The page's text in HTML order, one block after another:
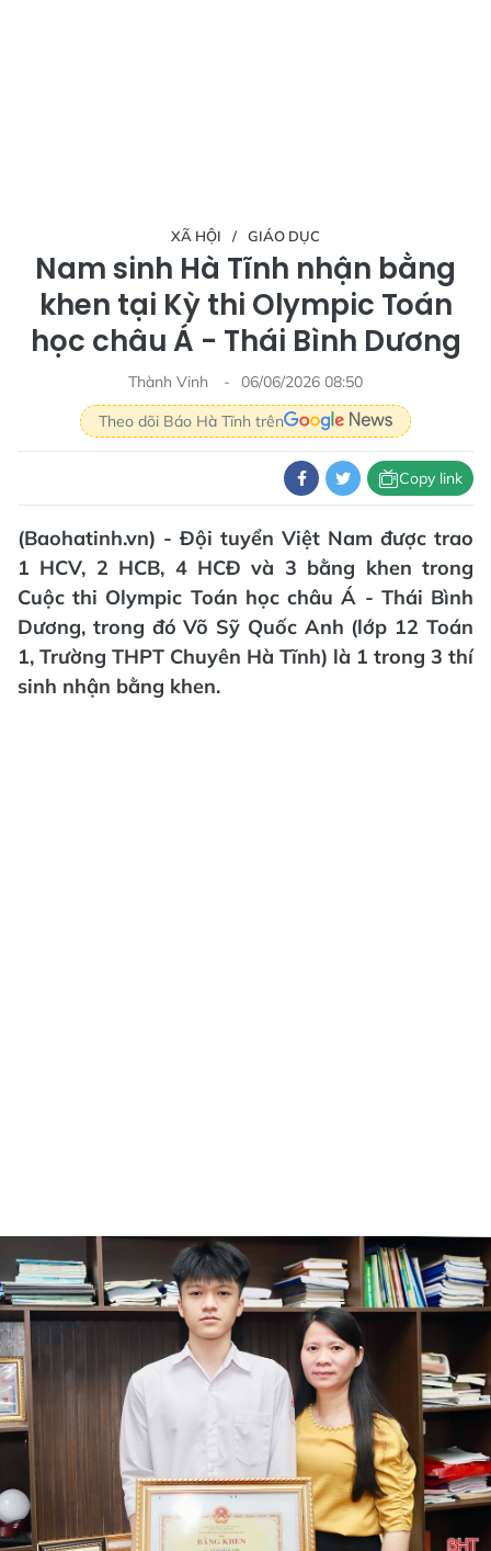
XÃ HỘI GIÁO DỤC
Nam sinh Hà Tĩnh nhận bằng
khen tại Kỳ thi Olympic Toán
học châu Á - Thái Bình Dương
Thành Vinh
06/06/2026 08:50
Theo dõi Báo Hà Tĩnh trên
Copy link
(Baohatinh.vn) - Đội tuyển Việt Nam được trao
1 HCV, 2 HCB, 4 HCĐ và 3 bằng khen trong
Cuộc thi Olympic Toán học châu Á - Thái Bình
Dương, trong đó Võ Sỹ Quốc Anh (lớp 12 Toán
1, Trường THPT Chuyên Hà Tĩnh) là 1 trong 3 thí
sinh nhận bằng khen.